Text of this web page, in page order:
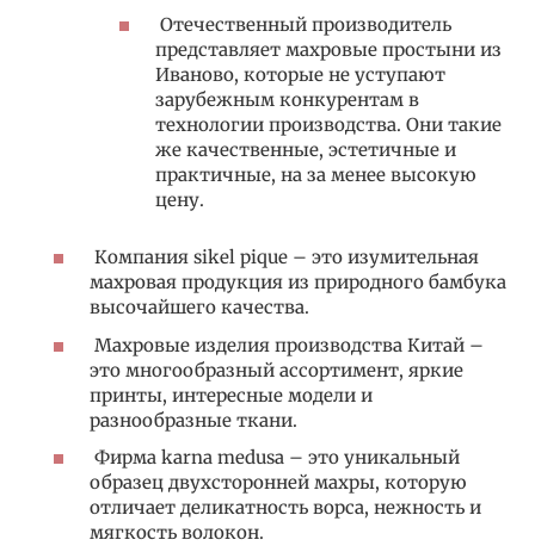
Отечественный производитель
представляет махровые простыни из
Иваново, которые не уступают
зарубежным конкурентам в
технологии производства. Они такие
же качественные, эстетичные и
практичные, на за менее высокую
цену.
Компания sikel pique – это изумительная
махровая продукция из природного бамбука
высочайшего качества.
Махровые изделия производства Китай –
это многообразный ассортимент, яркие
принты, интересные модели и
разнообразные ткани.
Фирма karna medusa – это уникальный
образец двухсторонней махры, которую
отличает деликатность ворса, нежность и
мягкость волокон.